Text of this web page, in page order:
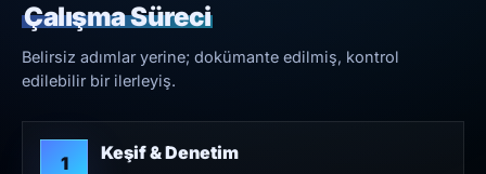
Çalışma Süreci
Belirsiz adımlar yerine; dokümante edilmiş, kontrol
edilebilir bir ilerleyiş.
1 Keşif & Denetim